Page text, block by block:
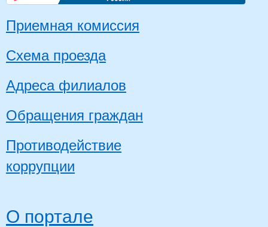
Приемная комиссия
Схема проезда
Адреса филиалов
Обращения граждан
Противодействие
коррупции
О портале